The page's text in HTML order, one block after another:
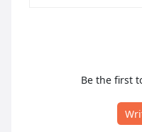
Be the first